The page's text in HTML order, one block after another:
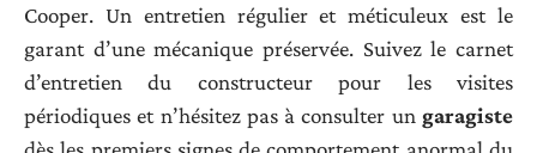
Cooper. Un entretien régulier et méticuleux est le
garant d’une mécanique préservée. Suivez le carnet
d’entretien du constructeur pour les visites
périodiques et n’hésitez pas à consulter un garagiste